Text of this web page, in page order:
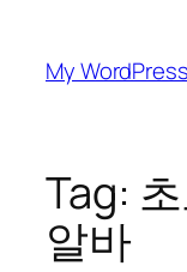
content
My
Tag:
알바